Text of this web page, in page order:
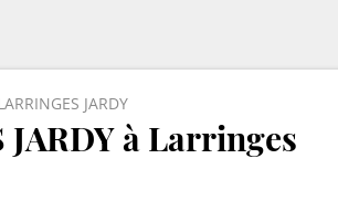
JARDY
à Larringes